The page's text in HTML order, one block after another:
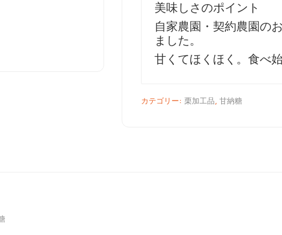
美味しさのポイント
自家農園・契約農園の
ました。
甘くてほくほく。食べ
カテゴリー: 栗加工品 甘納糖